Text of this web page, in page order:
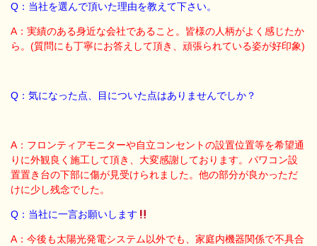
Q：当社を選んで頂いた理由を教えて下さい。
A：実績のある身近な会社であること。皆様の人柄がよく感じたか
ら。(質問にも丁寧にお答えして頂き、頑張られている姿が好印象)
Q：気になった点、目についた点はありませんでしか？
A：フロンティアモニターや自立コンセントの設置位置等を希望通
りに外観良く施工して頂き、大変感謝しております。パワコン設
置置き台の下部に傷が見受けられました。他の部分が良かっただ
けに少し残念でした。
Q：当社に一言お願いします
A：今後も太陽光発電システム以外でも、家庭内機器関係で不具合